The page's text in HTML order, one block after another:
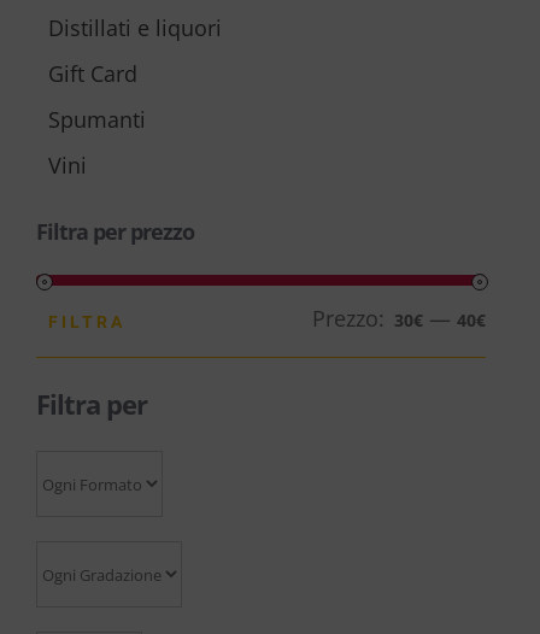
Distillati e liquori
Gift Card
Spumanti
Vini
Filtra per prezzo
Min
Max
FILTRA Prezzo: 30€ — 40€
Filtra per